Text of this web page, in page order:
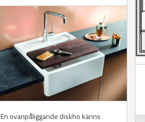
En ovanpåliggande diskho känns